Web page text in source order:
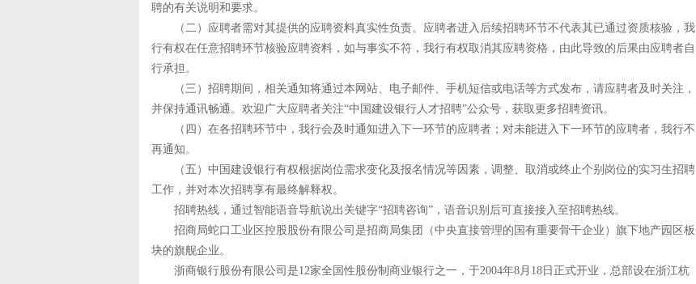
聘的有关说明和要求。
（二）应聘者需对其提供的应聘资料真实性负责。应聘者进入后续招聘环节不代表其已通过资质核验，我
行有权在任意招聘环节核验应聘资料，如与事实不符，我行有权取消其应聘资格，由此导致的后果由应聘者自
行承担。
（三）招聘期间，相关通知将通过本网站、电子邮件、手机短信或电话等方式发布，请应聘者及时关注，
并保持通讯畅通。欢迎广大应聘者关注“中国建设银行人才招聘”公众号，获取更多招聘资讯。
（四）在各招聘环节中，我行会及时通知进入下一环节的应聘者；对未能进入下一环节的应聘者，我行不
再通知。
（五）中国建设银行有权根据岗位需求变化及报名情况等因素，调整、取消或终止个别岗位的实习生招聘
工作，并对本次招聘享有最终解释权。
招聘热线，通过智能语音导航说出关键字“招聘咨询”，语音识别后可直接接入至招聘热线。
招商局蛇口工业区控股股份有限公司是招商局集团（中央直接管理的国有重要骨干企业）旗下地产园区板
块的旗舰企业。
浙商银行股份有限公司是12家全国性股份制商业银行之一，于2004年8月18日正式开业，总部设在浙江杭